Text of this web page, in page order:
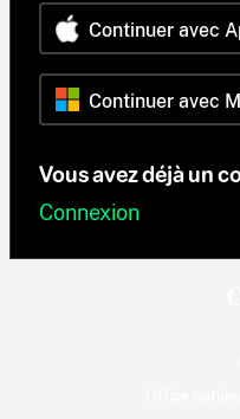
Continuer avec
Continuer avec
Vous avez déjà un
Connexion